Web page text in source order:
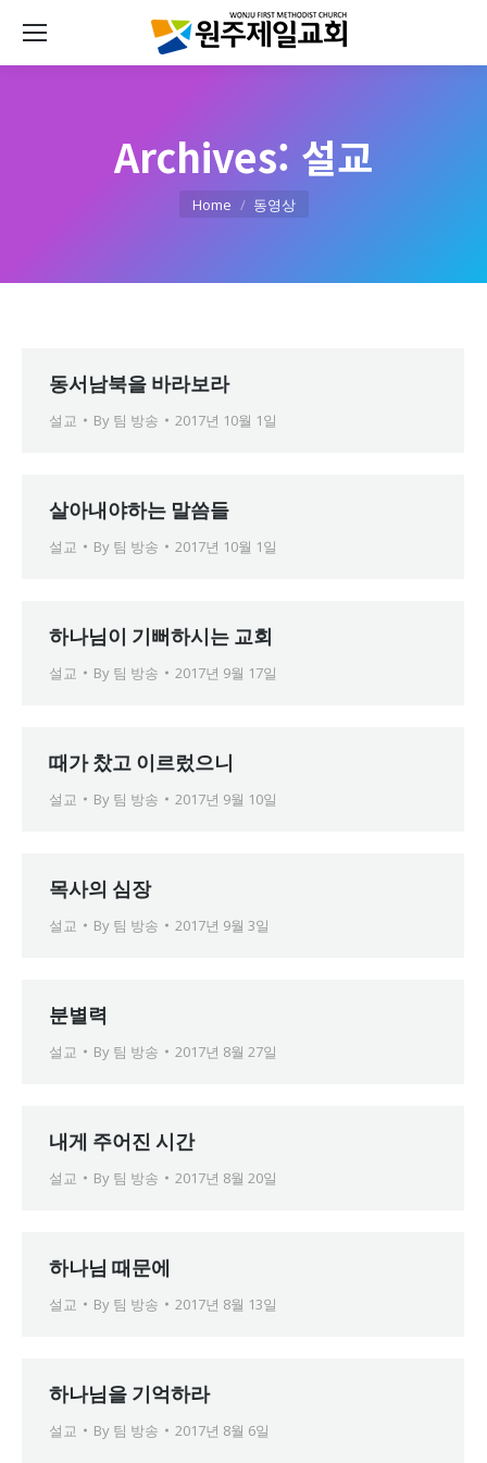
Archives: 설교
Home 동영상
동서남북을 바라보라
설교 By 팀 방송 2017년 10월 1일
살아내야하는 말씀들
설교 By 팀 방송 2017년 10월 1일
하나님이 기뻐하시는 교회
설교 By 팀 방송 2017년 9월 17일
때가 찼고 이르렀으니
설교 By 팀 방송 2017년 9월 10일
목사의 심장
설교 By 팀 방송 2017년 9월 3일
분별력
설교 By 팀 방송 2017년 8월 27일
내게 주어진 시간
설교 By 팀 방송 2017년 8월 20일
하나님 때문에
설교 By 팀 방송 2017년 8월 13일
하나님을 기억하라
설교 By 팀 방송 2017년 8월 6일